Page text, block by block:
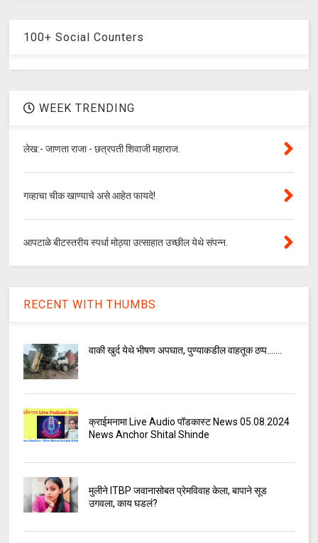
100+ Social Counters
WEEK TRENDING
लेख:- जाणता राजा - छत्रपती शिवाजी महाराज.
गव्हाचा चीक खाण्याचे असे आहेत फायदे!
आपटाळे बीटस्तरीय स्पर्धा मोठ्या उत्साहात उच्छील येथे संपन्न.
RECENT WITH THUMBS
वाकी खुर्द येथे भीषण अपघात, पुण्याकडील वाहतूक ठप्प.......
क्राईमनामा Live Audio पॉडकास्ट News 05.08.2024
News Anchor Shital Shinde
मुलीने ITBP जवानासोबत प्रेमविवाह केला, बापाने सूड
उगवला, काय घडलं?